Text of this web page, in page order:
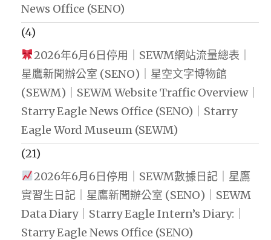
News Office (SENO)
(4)
2026年6月6日停用｜SEWM網站流量總表｜
星鷹新聞辦公室 (SENO)｜星空文字博物館
(SEWM)｜SEWM Website Traffic Overview｜
Starry Eagle News Office (SENO)｜Starry
Eagle Word Museum (SEWM)
(21)
2026年6月6日停用｜SEWM數據日記｜星鷹
實習生日記｜星鷹新聞辦公室 (SENO)｜SEWM
Data Diary｜Starry Eagle Intern’s Diary:｜
Starry Eagle News Office (SENO)